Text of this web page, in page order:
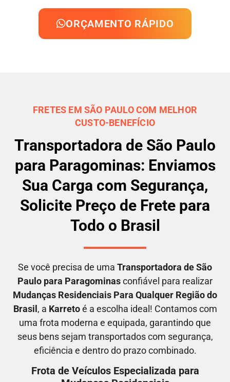
ORÇAMENTO RÁPIDO
FRETES EM SÃO PAULO COM MELHOR
CUSTO-BENEFÍCIO
Transportadora de São Paulo
para Paragominas: Enviamos
Sua Carga com Segurança,
Solicite Preço de Frete para
Todo o Brasil
Se você precisa de uma Transportadora de São
Paulo para Paragominasconfiável para realizar
Mudanças Residenciais Para Qualquer Região do
Brasil , a Karretoé a escolha ideal! Contamos com
uma frota moderna e equipada, garantindo que
seus bens sejam transportados com segurança,
eficiência e dentro do prazo combinado.
Frota de Veículos Especializada para